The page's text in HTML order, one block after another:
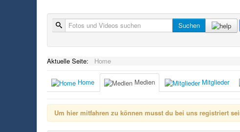
Suche Suchen
Aktuelle Seite: Home
Home Medien Mitglieder
Um hier mitfahren zu können musst du bei uns registriert